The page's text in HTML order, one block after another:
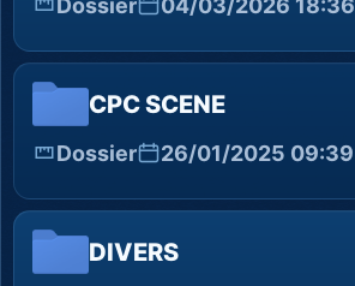
CPC SCENE
Dossier 26/01/2025 09:39
DIVERS